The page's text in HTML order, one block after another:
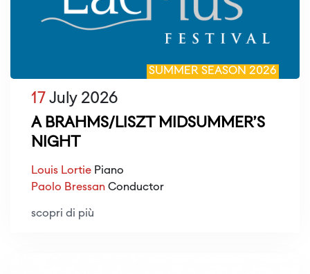
SUMMER SEASON 2026
17 July 2026
A BRAHMS/LISZT MIDSUMMER’S
NIGHT
Louis Lortie Piano
Paolo Bressan Conductor
scopri di più